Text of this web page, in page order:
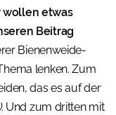
wollen etwas
Beitrag
Bienenweide-
lenken. Zum
das es auf der
. Und zum dritten mit